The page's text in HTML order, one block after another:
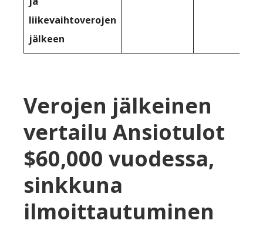
liikevaihtoverojen
jälkeen
Verojen jälkeinen
vertailu Ansiotulot
$60,000 vuodessa,
sinkkuna
ilmoittautuminen